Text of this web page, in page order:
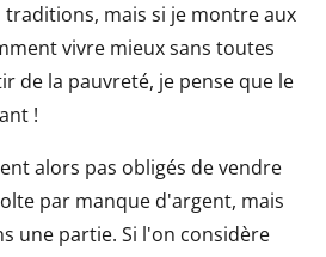
mais si je montre aux
vivre mieux sans toutes
de la pauvreté, je pense que le
!
alors pas obligés de vendre
par manque d'argent, mais
une partie. Si l'on considère